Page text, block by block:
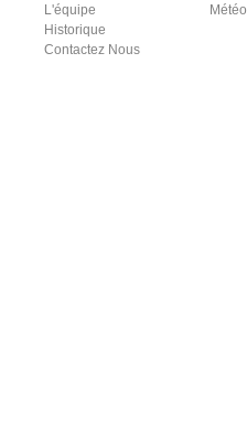
L'équipe
Historique
Contactez Nous